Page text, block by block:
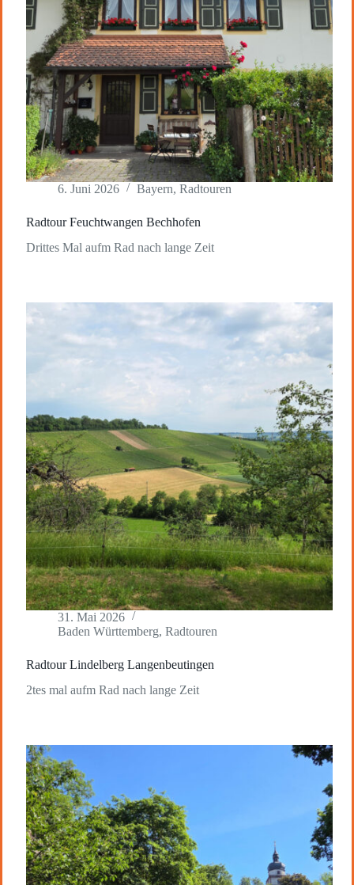
6. Juni 2026 Bayern, Radtouren
Radtour Feuchtwangen Bechhofen
Drittes Mal aufm Rad nach lange Zeit
31. Mai 2026
Baden Württemberg, Radtouren
Radtour Lindelberg Langenbeutingen
2tes mal aufm Rad nach lange Zeit